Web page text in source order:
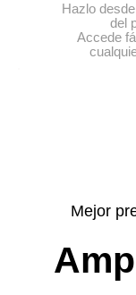
Hazlo
del
Accede
Mejor